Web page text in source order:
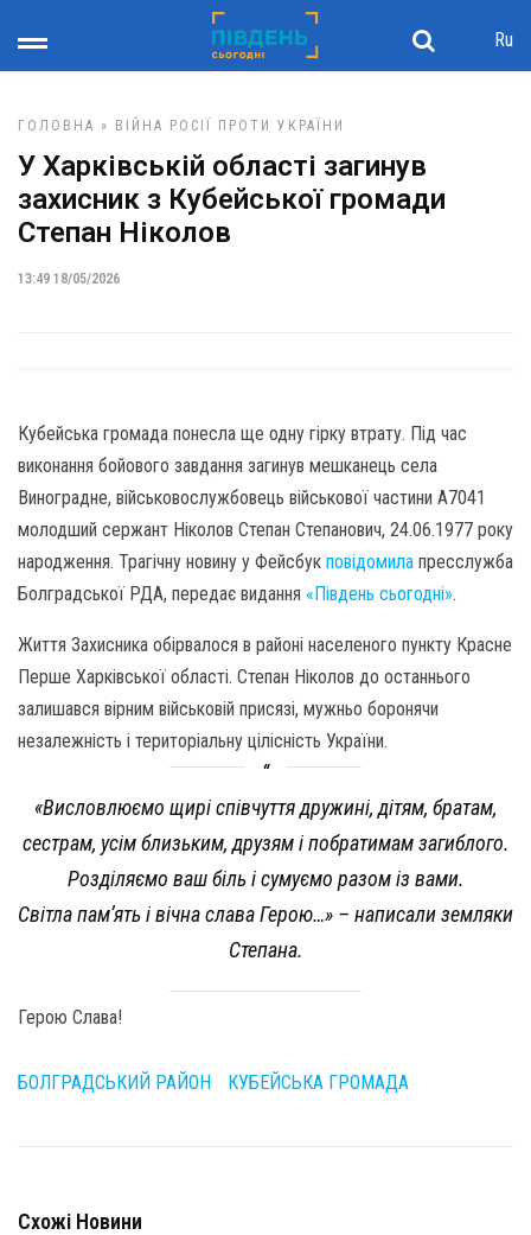
Ru
ГОЛОВНА » ВІЙНА РОСІЇ ПРОТИ УКРАЇНИ
У Харківській області загинув
захисник з Кубейської громади
Степан Ніколов
13:49 18/05/2026
Кубейська громада понесла ще одну гірку втрату. Під час
виконання бойового завдання загинув мешканець села
Виноградне, військовослужбовець військової частини А7041
молодший сержант Ніколов Степан Степанович, 24.06.1977 року
народження. Трагічну новину у Фейсбук повідомила пресслужба
Болградської РДА, передає видання «Південь сьогодні».
Життя Захисника обірвалося в районі населеного пункту Красне
Перше Харківської області. Степан Ніколов до останнього
залишався вірним військовій присязі, мужньо боронячи
незалежність і територіальну цілісність України.
«Висловлюємо щирі співчуття дружині, дітям, братам,
сестрам, усім близьким, друзям і побратимам загиблого.
Розділяємо ваш біль і сумуємо разом із вами.
Світла пам’ять і вічна слава Герою…» – написали земляки
Степана.
Герою Слава!
БОЛГРАДСЬКИЙ РАЙОН КУБЕЙСЬКА ГРОМАДА
Схожі Новини